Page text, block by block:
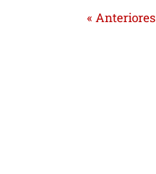
« Anteriores